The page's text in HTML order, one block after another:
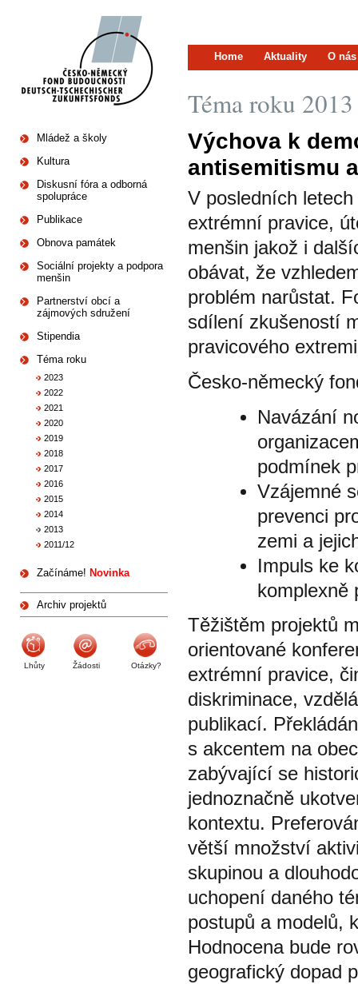
Home Aktuality O nás
Mládež a školy
Kultura
Diskusní fóra a odborná
spolupráce
Publikace
Obnova památek
Sociální projekty a podpora
menšin
Partnerství obcí a
zájmových sdružení
Stipendia
Téma roku
2023
2022
2021
2020
2019
2018
2017
2016
2015
2014
2013
2011/12
Začínáme! Novinka
Archiv projektů
Lhůty Žádosti Otázky?
Téma roku 2013
Výchova k
antisemitismu
V posledních
extrémní pravice,
menšin jakož i
obávat, že
problém narůstat.
sdílení zkušeností
pravicového
Česko-německý
Navázání
podmínek
Vzájemné
prevenci
zemi a
Impuls ke
komplexně
Těžištěm projektů
orientované
extrémní pravice,
diskriminace,
publikací.
s akcentem na
zabývající se
jednoznačně
kontextu.
větší množství
skupinou a
uchopení daného
postupů a modelů,
Hodnocena bude
geografický dopad